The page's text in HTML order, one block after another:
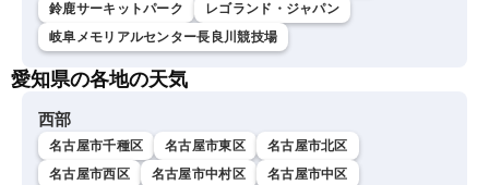
鈴鹿サーキットパーク
レゴランド・ジャパン
岐阜メモリアルセンター長良川競技場
愛知県の各地の天気
西部
名古屋市千種区 名古屋市東区
名古屋市北区
名古屋市西区
名古屋市中村区 名古屋市中区